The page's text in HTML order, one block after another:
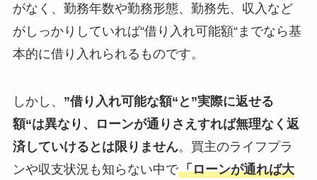
がなく、勤務年数や勤務形態、勤務先、収入など
がしっかりしていれば“借り入れ可能額“までなら基
本的に借り入れられるものです。
しかし、 ”借り入れ可能な額“と”実際に返せる
額“は異なり、ローンが通りさえすれば無理なく返
済していけるとは限りません。買主のライフプラ
ンや収支状況も知らない中で「ローンが通れば大